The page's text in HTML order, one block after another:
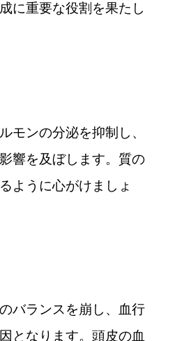
に重要な役割を果たし
モンの分泌を抑制し、
響を及ぼします。質の
ように心がけましょ
バランスを崩し、血行
となります。頭皮の血